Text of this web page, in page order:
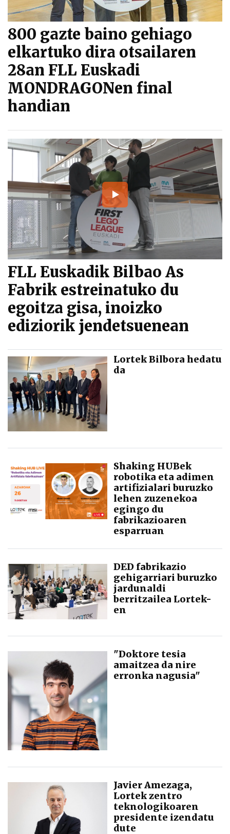
800 gazte baino gehiago
elkartuko dira otsailaren
28an FLL Euskadi
MONDRAGONen final
handian
FLL Euskadik Bilbao As
Fabrik estreinatuko du
egoitza gisa, inoizko
ediziorik jendetsuenean
Lortek Bilbora hedatu
da
Shaking HUBek
robotika eta adimen
artifizialari buruzko
lehen zuzenekoa
egingo du
fabrikazioaren
esparruan
DED fabrikazio
gehigarriari buruzko
jardunaldi
berritzailea Lortek-
en
"Doktore tesia
amaitzea da nire
erronka nagusia"
Javier Amezaga,
Lortek zentro
teknologikoaren
presidente izendatu
dute